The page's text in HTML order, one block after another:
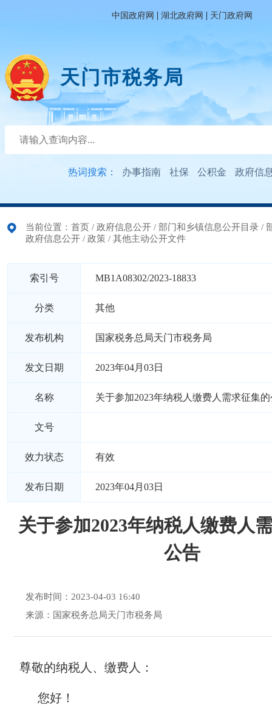
中国政府网 | 湖北政府网 | 天门政府网
天门市税务局
热词搜索： 办事指南 社保 公积金 政府信
当前位置： 首页 / 政府信息公开 / 部门和乡镇信息公开目录 /
政府信息公开 / 政策 / 其他主动公开文件
索引号 MB1A08302/2023-18833
分类 其他
发布机构 国家税务总局天门市税务局
发文日期 2023年04月03日
名称 关于参加2023年纳税人缴费人需求征集
文号
效力状态 有效
发布日期 2023年04月03日
关于参加2023年纳税人缴费人
公告
发布时间：2023-04-03 16:40
来源：国家税务总局天门市税务局
尊敬的纳税人、缴费人：
您好！